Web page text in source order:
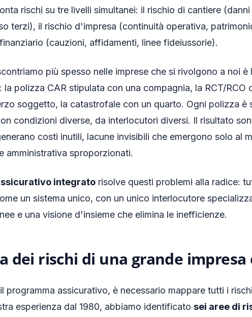
rischi su tre livelli simultanei: il rischio di cantiere
terzi), il rischio d'impresa (continuità operativa,
(cauzioni, affidamenti, linee fideiussorie).
più spesso nelle imprese che si rivolgono a noi è
: la polizza CAR stipulata con una compagnia, la RCT/RCO
soggetto, la catastrofale con un quarto. Ogni polizza è
condizioni diverse, da interlocutori diversi. Il risultato
costi inutili, lacune invisibili che emergono solo al
amministrativa sproporzionati.
integrato risolve questi problemi alla radice:
un sistema unico, con un unico interlocutore
e una visione d'insieme che elimina le inefficienze.
dei rischi di una grande impresa
programma assicurativo, è necessario mappare tutti i
esperienza dal 1980, abbiamo identificato sei aree di